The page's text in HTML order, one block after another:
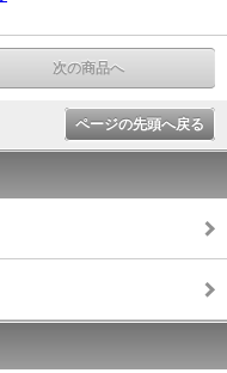
次の商品へ
ページの先頭へ戻る